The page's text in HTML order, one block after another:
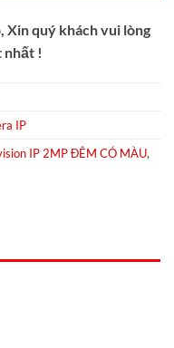
Xin quý khách vui lòng
nhất !
IP
IP 2MP ĐÊM CÓ MÀU,